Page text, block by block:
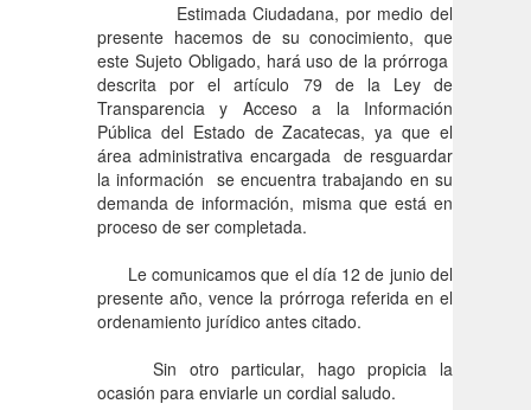
Estimada Ciudadana, por medio del
presente hacemos de su conocimiento, que
este Sujeto Obligado, hará uso de la prórroga
descrita por el artículo 79 de la Ley de
Transparencia y Acceso a la Información
Pública del Estado de Zacatecas, ya que el
área administrativa encargada de resguardar
la información se encuentra trabajando en su
demanda de información, misma que está en
proceso de ser completada.
Le comunicamos que el día 12 de junio del
presente año, vence la prórroga referida en el
ordenamiento jurídico antes citado.
Sin otro particular, hago propicia la
ocasión para enviarle un cordial saludo.